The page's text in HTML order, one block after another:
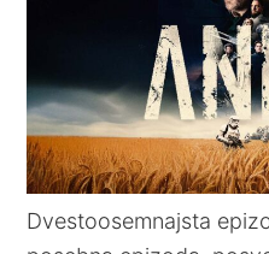
Dvestoosemnajsta